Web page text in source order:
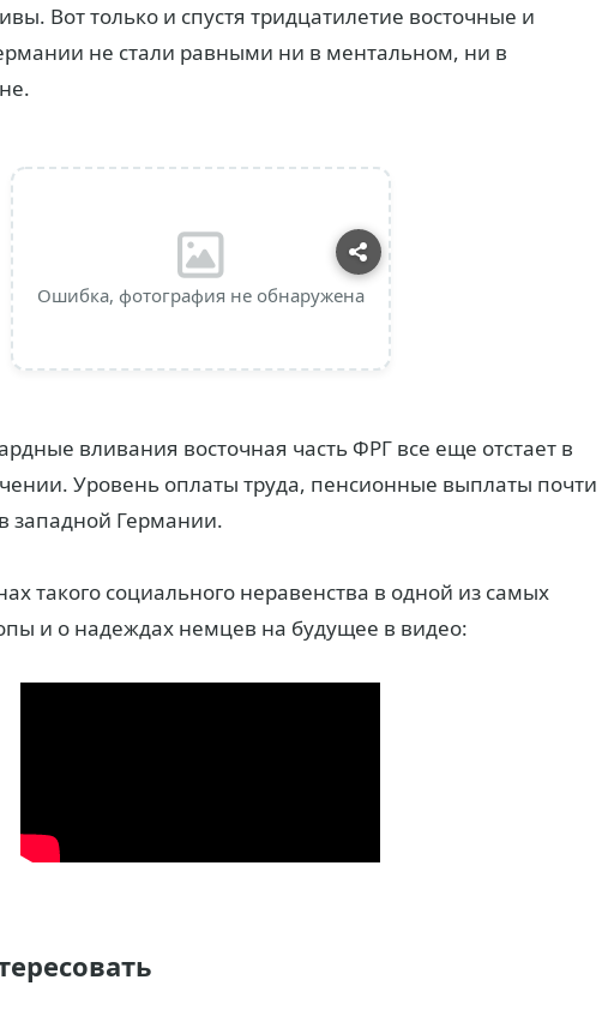
Вот только и спустя тридцатилетие восточные и
не стали равными ни в ментальном, ни в
Ошибка, фотография не обнаружена
вливания восточная часть ФРГ все еще отстает в
Уровень оплаты труда, пенсионные выплаты почти
западной Германии.
такого социального неравенства в одной из самых
и о надеждах немцев на будущее в видео: